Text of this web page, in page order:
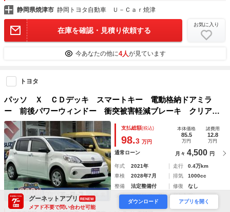
静岡県焼津市 静岡トヨタ自動車 Ｕ－Ｃａｒ焼津
在庫を確認・見積り依頼する
お気に入り
今あなたの他に4人が見ています
トヨタ
パッソ Ｘ ＣＤデッキ スマートキー 電動格納ドアミラ
ー 前後パワーウィンドー 衝突被害軽減ブレーキ クリアラ
ンスソナー オートマチックハイビーム アイドリングストッ
プ オートライト エアコン パワステ
支払総額(税込)
98.3 万円
本体価格
85.5
万円
諸費用
12.8
万円
通常ローン 月々 4,500 円
年式 2021年 走行
0.4万km
車検
2028年7月 排気
1000cc
整備
法定整備付 修復
なし
保証
保証付 (6ヶ月・走行無制限)
グーネットアプリ RENEW
メアド不要で問い合わせ可能
ダウンロード アプリを開く